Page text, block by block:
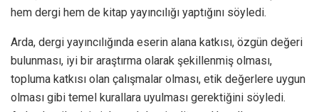
hem dergi hem de kitap yayıncılığı yaptığını söyledi.
Arda, dergi yayıncılığında eserin alana katkısı, özgün değeri
bulunması, iyi bir araştırma olarak şekillenmiş olması,
topluma katkısı olan çalışmalar olması, etik değerlere uygun
olması gibi temel kurallara uyulması gerektiğini söyledi.